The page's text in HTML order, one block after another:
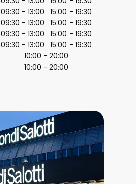
09:30 - 13:00 15:00 - 19:30
09:30 - 13:00 15:00 - 19:30
09:30 - 13:00 15:00 - 19:30
09:30 - 13:00 15:00 - 19:30
10:00 - 20:00
10:00 - 20:00